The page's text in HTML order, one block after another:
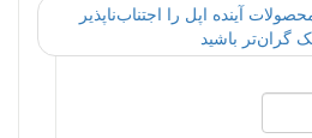
آینده اپل را اجتناب‌ناپذیر
گران‌تر باشید